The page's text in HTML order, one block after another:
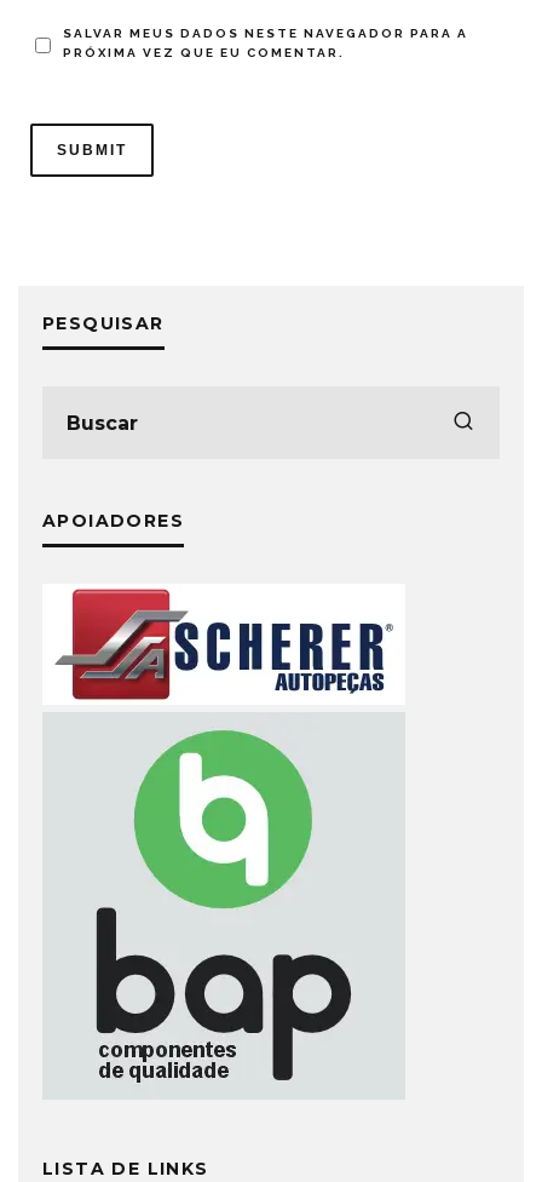
SALVAR MEUS DADOS NESTE NAVEGADOR PARA A
PRÓXIMA VEZ QUE EU COMENTAR.
PESQUISAR
APOIADORES
LISTA DE LINKS